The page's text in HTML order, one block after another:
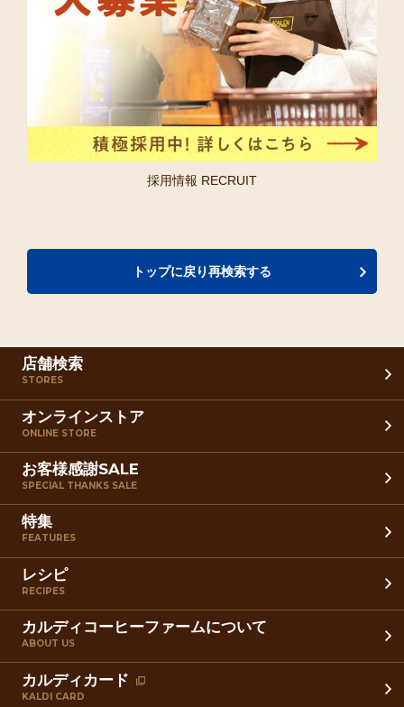
採用情報 RECRUIT
トップに戻り再検索する
店舗検索
STORES
オンラインストア
ONLINE STORE
お客様感謝SALE
SPECIAL THANKS SALE
特集
FEATURES
レシピ
RECIPES
カルディコーヒーファームについて
ABOUT US
カルディカード
KALDI CARD